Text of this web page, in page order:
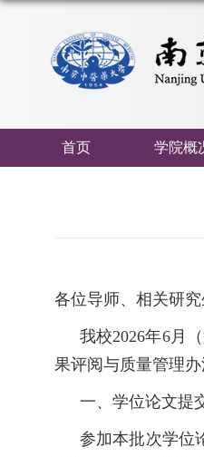
首页 学院概
各位导师、相关研究
我校2026年6月
果评阅与质量管理
一、 学位论文提
参加本批次学位